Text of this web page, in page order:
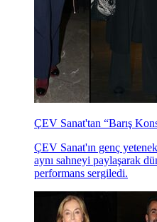
ÇEV Sanat'tan “Barış
ÇEV Sanat'ın genç
aynı sahneyi paylaşarak
performans sergiledi.